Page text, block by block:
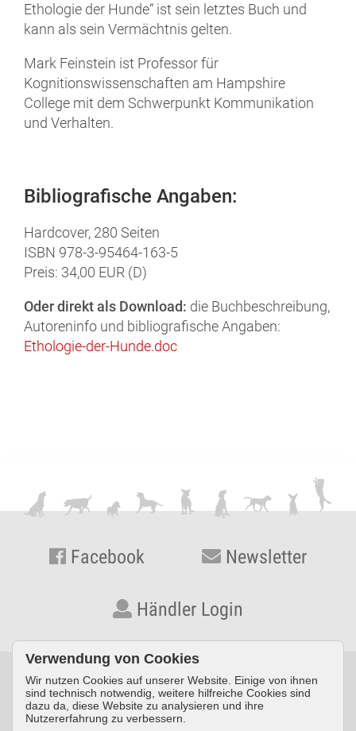
Ethologie der Hunde“ ist sein letztes Buch und
kann als sein Vermächtnis gelten.
Mark Feinstein ist Professor für
Kognitionswissenschaften am Hampshire
College mit dem Schwerpunkt Kommunikation
und Verhalten.
Bibliografische Angaben:
Hardcover, 280 Seiten
ISBN 978-3-95464-163-5
Preis: 34,00 EUR (D)
Oder direkt als Download: die Buchbeschreibung,
Autoreninfo und bibliografische Angaben:
Ethologie-der-Hunde.doc
Facebook Newsletter
Händler Login
© KYNOS VERLAG Dr. Dieter Fleig GmbH · Konrad-Zuse-Straße
3 · D-54552 Nerdlen/Daun ·Telefon: +49 (0) 6592 957389-0
Verwendung von Cookies
Wir nutzen Cookies auf unserer Website. Einige von ihnen
sind technisch notwendig, weitere hilfreiche Cookies sind
dazu da, diese Website zu analysieren und ihre
Nutzererfahrung zu verbessern.